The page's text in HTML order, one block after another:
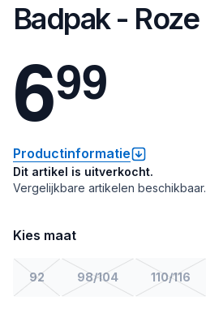
Badpak - Roze
699
Productinformatie
Dit artikel is uitverkocht.
Vergelijkbare artikelen beschikbaar.
Kies maat
92 98/104 110/116